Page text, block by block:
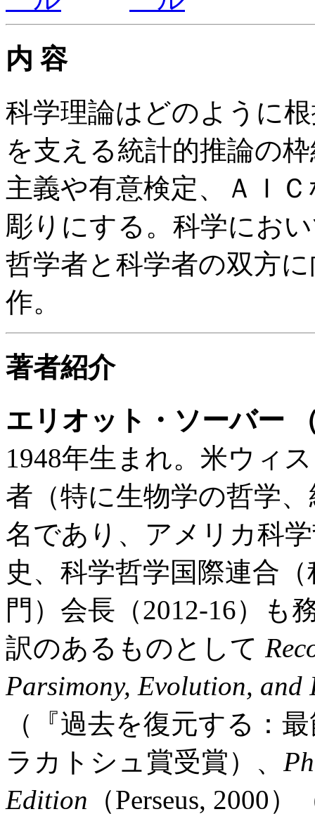
内 容
科学理論はどのように
を支える統計的推論の
主義や有意検定、ＡＩ
彫りにする。科学にお
哲学者と科学者の双方
作。
著者紹介
エリオット・ソーバー
1948年生まれ。米ウィ
者（特に生物学の哲学
名であり、アメリカ科
史、科学哲学国際連合
門）会長（2012-16）も
訳のあるものとして
Parsimony, Evolution, and
（『過去を復元する：
ラカトシュ賞受賞）、
Edition （Perseus, 2000